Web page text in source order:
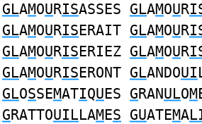
GLAMOURISASSES GLAMOUR
GLAMOURISERAIT GLAMOUR
GLAMOURISERIEZ GLAMOUR
GLAMOURISERONT GLANDOUI
GLOSSEMATIQUES GRANULOM
GRATTOUILLAMES GUATEMA